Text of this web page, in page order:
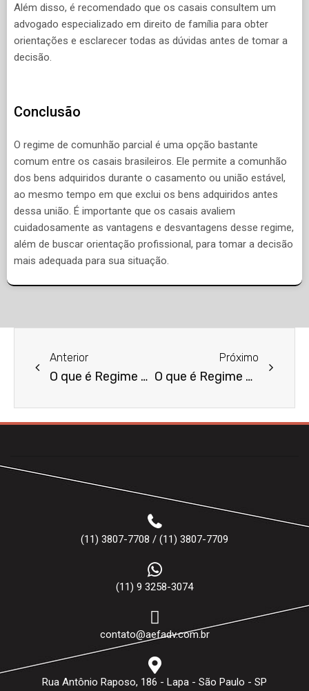
Além disso, é recomendado que os casais consultem um
advogado especializado em direito de família para obter
orientações e esclarecer todas as dúvidas antes de tomar a
decisão.
Conclusão
O regime de comunhão parcial é uma opção bastante
comum entre os casais brasileiros. Ele permite a comunhão
dos bens adquiridos durante o casamento ou união estável,
ao mesmo tempo em que exclui os bens adquiridos antes
dessa união. É importante que os casais avaliem
cuidadosamente as vantagens e desvantagens desse regime,
além de buscar orientação profissional, para tomar a decisão
mais adequada para sua situação.
Anterior
O que é Regime de Bens?
Próximo
O que é Regime de Comunhão Universal?
(11) 3807-7708 / (11) 3807-7709
(11) 9 3258-3074
contato@aefadv.com.br
Rua Antônio Raposo, 186 - Lapa - São Paulo - SP